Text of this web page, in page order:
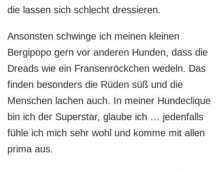
die lassen sich schlecht dressieren.
Ansonsten schwinge ich meinen kleinen
Bergipopo gern vor anderen Hunden, dass die
Dreads wie ein Fransenröckchen wedeln. Das
finden besonders die Rüden süß und die
Menschen lachen auch. In meiner Hundeclique
bin ich der Superstar, glaube ich … jedenfalls
fühle ich mich sehr wohl und komme mit allen
prima aus.